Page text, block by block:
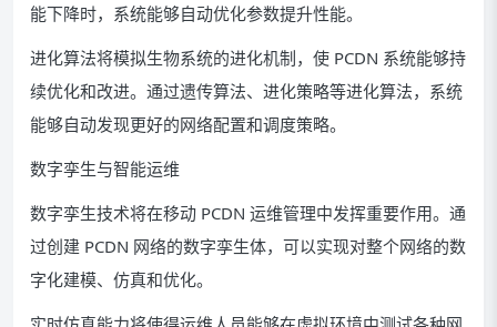
能下降时，系统能够自动优化参数提升性能。
进化算法将模拟生物系统的进化机制，使 PCDN 系统能够持
续优化和改进。通过遗传算法、进化策略等进化算法，系统
能够自动发现更好的网络配置和调度策略。
数字孪生与智能运维
数字孪生技术将在移动 PCDN 运维管理中发挥重要作用。通
过创建 PCDN 网络的数字孪生体，可以实现对整个网络的数
字化建模、仿真和优化。